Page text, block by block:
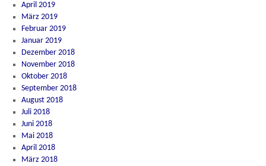
April 2019
März 2019
Februar 2019
Januar 2019
Dezember 2018
November 2018
Oktober 2018
September 2018
August 2018
Juli 2018
Juni 2018
Mai 2018
April 2018
März 2018